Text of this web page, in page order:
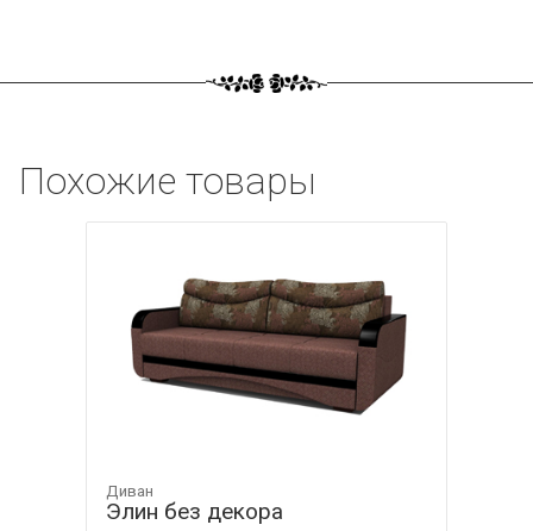
Похожие товары
Диван
Элин без декора